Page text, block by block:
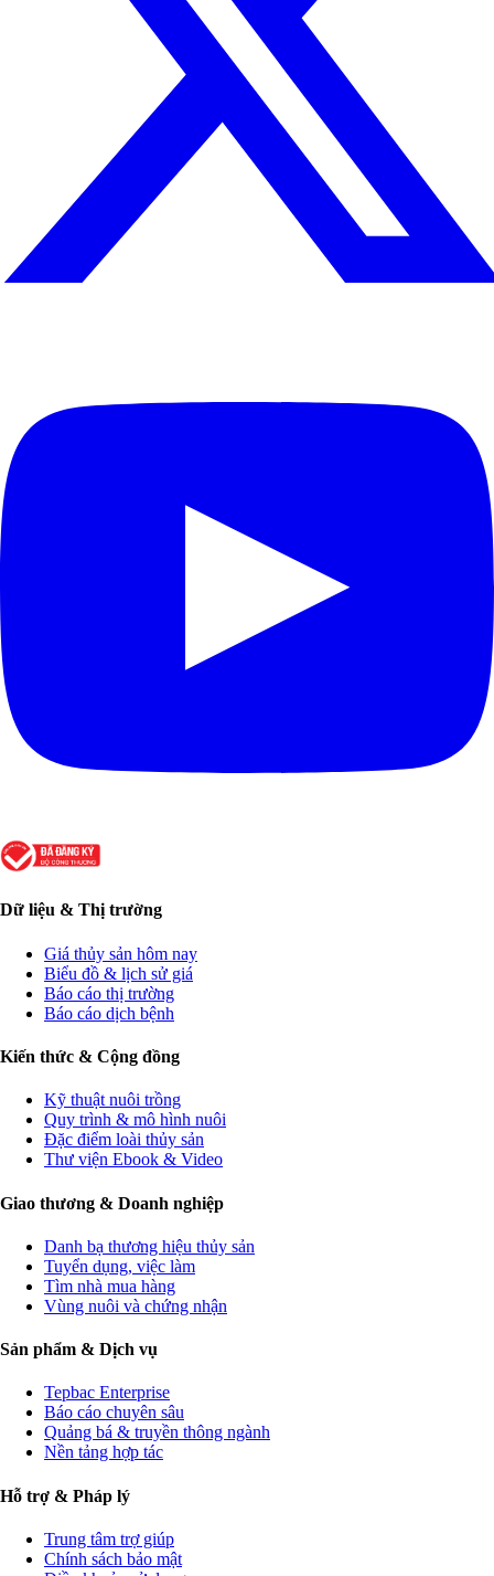
Dữ liệu & Thị trường
Giá thủy sản hôm nay
Biểu đồ & lịch sử giá
Báo cáo thị trường
Báo cáo dịch bệnh
Kiến thức & Cộng đồng
Kỹ thuật nuôi trồng
Quy trình & mô hình nuôi
Đặc điểm loài thủy sản
Thư viện Ebook & Video
Giao thương & Doanh nghiệp
Danh bạ thương hiệu thủy sản
Tuyển dụng, việc làm
Tìm nhà mua hàng
Vùng nuôi và chứng nhận
Sản phẩm & Dịch vụ
Tepbac Enterprise
Báo cáo chuyên sâu
Quảng bá & truyền thông ngành
Nền tảng hợp tác
Hỗ trợ & Pháp lý
Trung tâm trợ giúp
Chính sách bảo mật